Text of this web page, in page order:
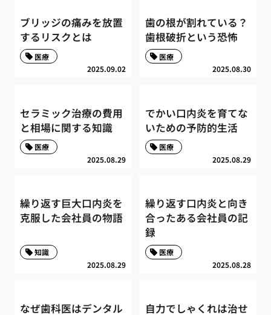
ブリッジの痛みを放置
するリスクとは
2025.09.02
医療
歯の根が割れている？
歯根破折という恐怖
2025.08.30
医療
セラミック治療の費用
と相場に関する知識
2025.08.29
医療
でかい口内炎を育てな
いための予防的生活
2025.08.29
医療
繰り返す巨大口内炎を
克服した会社員の物語
2025.08.29
知識
繰り返す口内炎と向き
合ったある会社員の記
録
2025.08.28
医療
なぜ歯科医はデンタル
自力でしゃくれは治せ